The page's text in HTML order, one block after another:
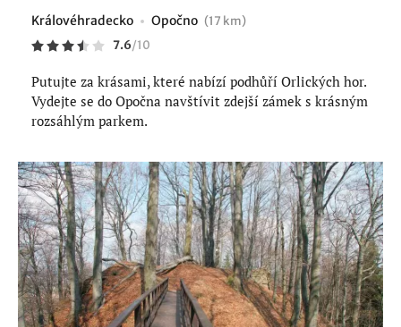
Královéhradecko Opočno (17 km)
7.6/10
Putujte za krásami, které nabízí podhůří Orlických hor.
Vydejte se do Opočna navštívit zdejší zámek s krásným
rozsáhlým parkem.